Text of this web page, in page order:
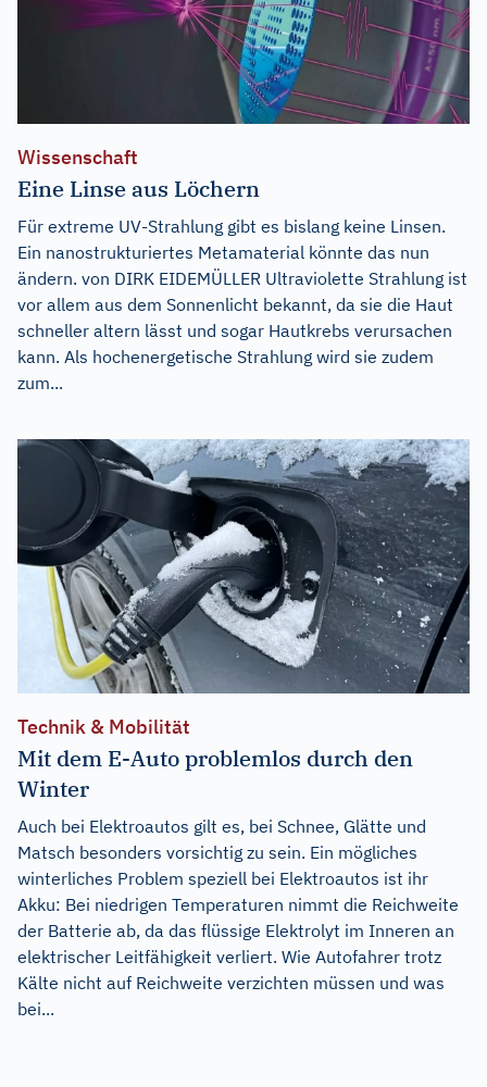
Wissenschaft
Eine Linse aus Löchern
Für extreme UV-Strahlung gibt es bislang keine Linsen.
Ein nanostrukturiertes Metamaterial könnte das nun
ändern. von DIRK EIDEMÜLLER Ultraviolette Strahlung ist
vor allem aus dem Sonnenlicht bekannt, da sie die Haut
schneller altern lässt und sogar Hautkrebs verursachen
kann. Als hochenergetische Strahlung wird sie zudem
zum...
Technik & Mobilität
Mit dem E-Auto problemlos durch den
Winter
Auch bei Elektroautos gilt es, bei Schnee, Glätte und
Matsch besonders vorsichtig zu sein. Ein mögliches
winterliches Problem speziell bei Elektroautos ist ihr
Akku: Bei niedrigen Temperaturen nimmt die Reichweite
der Batterie ab, da das flüssige Elektrolyt im Inneren an
elektrischer Leitfähigkeit verliert. Wie Autofahrer trotz
Kälte nicht auf Reichweite verzichten müssen und was
bei...